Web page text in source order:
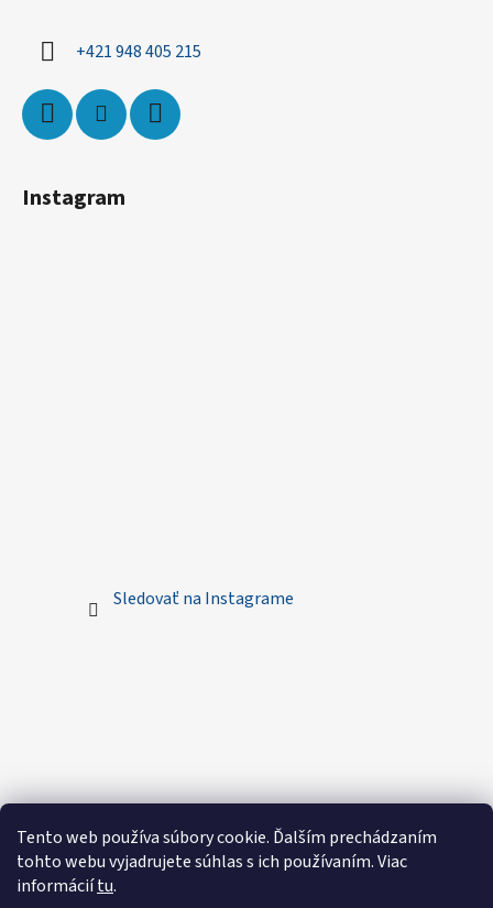
Tento web používa súbory cookie. Ďalším prechádzaním
tohto webu vyjadrujete súhlas s ich používaním. Viac
informáciítu.
+421 948 405 215
Instagram
Sledovať na Instagrame